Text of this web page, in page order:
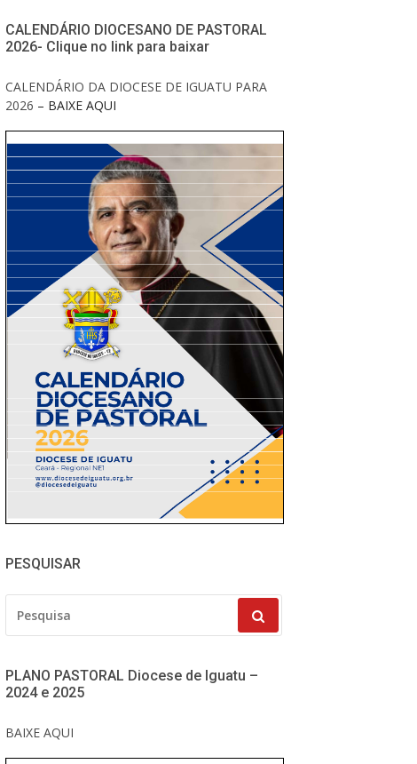
CALENDÁRIO DIOCESANO DE PASTORAL
2026- Clique no link para baixar
CALENDÁRIO DA DIOCESE DE IGUATU PARA
2026 – BAIXE AQUI
PESQUISAR
POR:
PLANO PASTORAL Diocese de Iguatu –
2024 e 2025
BAIXE AQUI